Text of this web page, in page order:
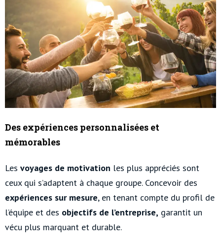
Des expériences personnalisées et
mémorables
Les voyages de motivation les plus appréciés sont
ceux qui s’adaptent à chaque groupe. Concevoir des
expériences sur mesure, en tenant compte du profil de
l’équipe et des objectifs de l’entreprise, garantit un
vécu plus marquant et durable.